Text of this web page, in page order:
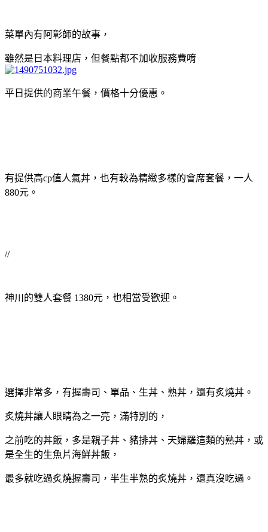
菜單內有阿彰師的故事，
雖然是日本料理店，但餐點都不加收服務費唷
平日提供的商業午餐，價格十分優惠。
有提供高cp值人氣丼，也有較為精緻多樣的會席套餐，一人
880元。
//
神川的雙人套餐 1380元，也相當受歡迎。
選擇非常多，有握壽司、單品、生丼、熟丼，還有炙燒丼。
炙燒丼讓人眼睛為之一亮，滿特別的，
之前吃的丼飯，多是親子丼、豬排丼、天婦羅這類的熟丼，或
是全生的生魚片海鮮丼飯，
最多就吃過炙燒握壽司，半生半熟的炙燒丼，還真沒吃過。